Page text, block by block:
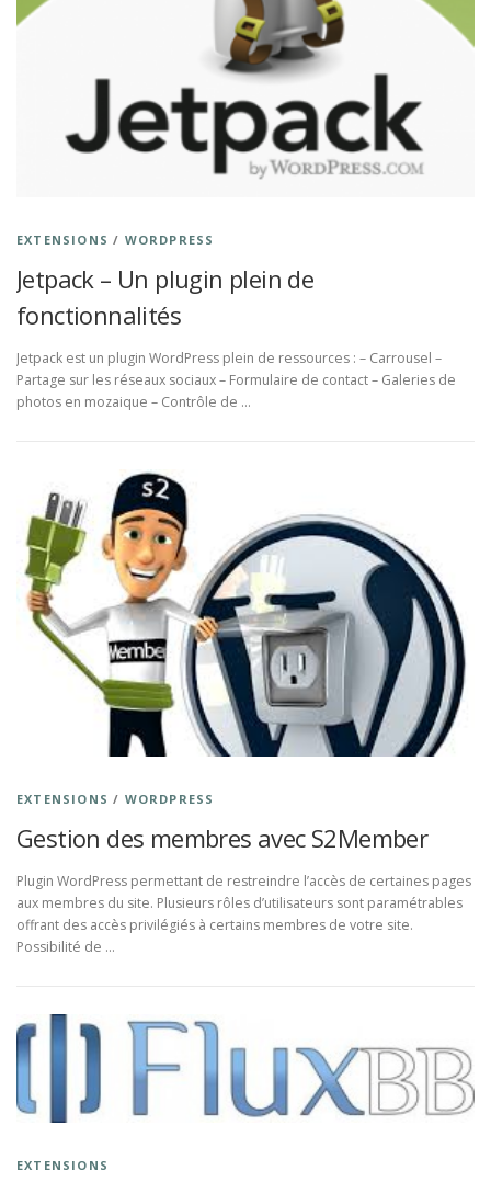
EXTENSIONS / WORDPRESS
Jetpack – Un plugin plein de
fonctionnalités
Jetpack est un plugin WordPress plein de ressources : – Carrousel –
Partage sur les réseaux sociaux – Formulaire de contact – Galeries de
photos en mozaique – Contrôle de …
EXTENSIONS / WORDPRESS
Gestion des membres avec S2Member
Plugin WordPress permettant de restreindre l’accès de certaines pages
aux membres du site. Plusieurs rôles d’utilisateurs sont paramétrables
offrant des accès privilégiés à certains membres de votre site.
Possibilité de …
EXTENSIONS